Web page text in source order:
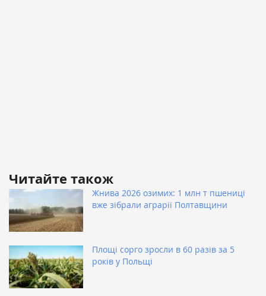
Читайте також
Жнива 2026 озимих: 1 млн т пшениці
вже зібрали аграрії Полтавщини
Площі сорго зросли в 60 разів за 5
років у Польщі